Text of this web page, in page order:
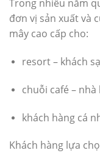
Trong nhiều năm
đơn vị sản xuất và
mây cao cấp cho:
resort – khách
chuỗi café – nhà
khách hàng cá
Khách hàng lựa